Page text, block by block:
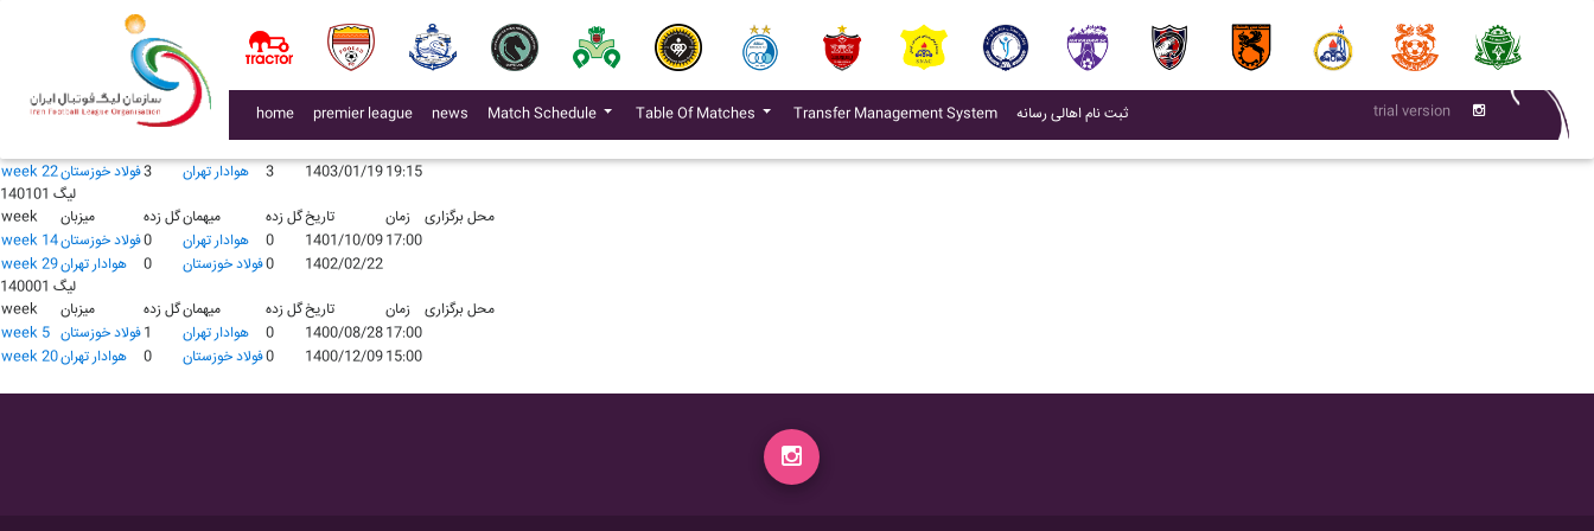
home premier league news(current)
Match Schedule Table Of Matches Transfer Management System(current)
ثبت نام اهالی رسانه(current) trial version
گل زده گل زده تاریخ
محل برگزاری
0 فولاد خوزستان1 1403/06/31
18:45
فولاد خوزستان3 هوادار تهران
لیگ 140201
گل زدهمیهمان گل زده تاریخ زمان
محل برگزاری
week 22فولاد خوزستان3 هوادار تهران 3 1403/01/1919:15
لیگ 140101
week
میزبان گل زدهمیهمان گل زدهتاریخ زمان
محل برگزاری
week 14فولاد خوزستان0 هوادار تهران 0 1401/10/0917:00
week 29هوادار تهران 0 فولاد خوزستان0
1402/02/22
لیگ 140001
week
میزبان گل زدهمیهمان گل زدهتاریخ زمان
محل برگزاری
week 5 فولاد خوزستان1 هوادار تهران 0 1400/08/2817:00
week 20هوادار تهران 0 فولاد خوزستان0 1400/12/0915:00